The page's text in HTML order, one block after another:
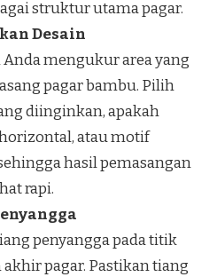
struktur utama pagar.
Desain
Anda mengukur area yang
pagar bambu. Pilih
diinginkan, apakah
atau motif
hasil pemasangan
rapi.
penyangga pada titik
akhir pagar. Pastikan tiang